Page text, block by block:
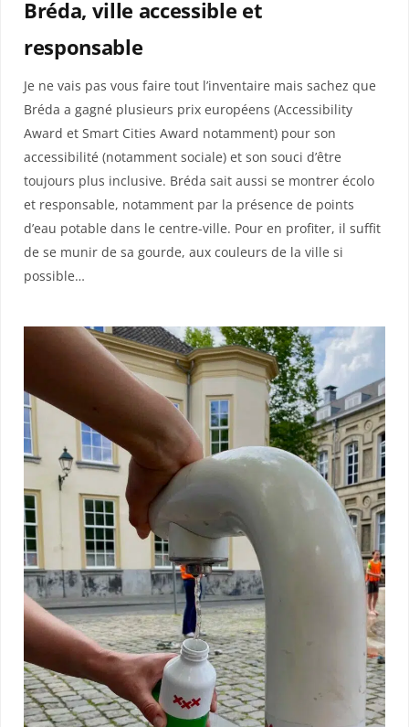
Bréda, ville accessible et
responsable
Je ne vais pas vous faire tout l’inventaire mais sachez que
Bréda a gagné plusieurs prix européens (Accessibility
Award et Smart Cities Award notamment) pour son
accessibilité (notamment sociale) et son souci d’être
toujours plus inclusive. Bréda sait aussi se montrer écolo
et responsable, notamment par la présence de points
d’eau potable dans le centre-ville. Pour en profiter, il suffit
de se munir de sa gourde, aux couleurs de la ville si
possible…